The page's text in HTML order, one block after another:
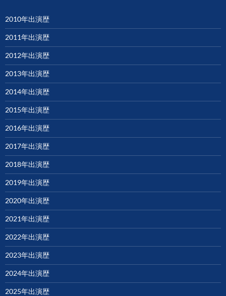
2010年出演歴
2011年出演歴
2012年出演歴
2013年出演歴
2014年出演歴
2015年出演歴
2016年出演歴
2017年出演歴
2018年出演歴
2019年出演歴
2020年出演歴
2021年出演歴
2022年出演歴
2023年出演歴
2024年出演歴
2025年出演歴